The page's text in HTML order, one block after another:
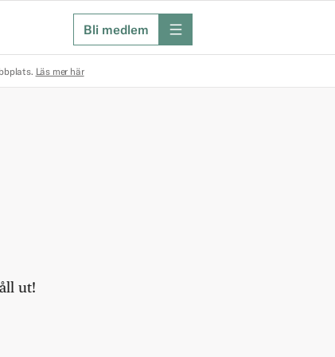
Bli medlem meny
Läs mer här
ut!